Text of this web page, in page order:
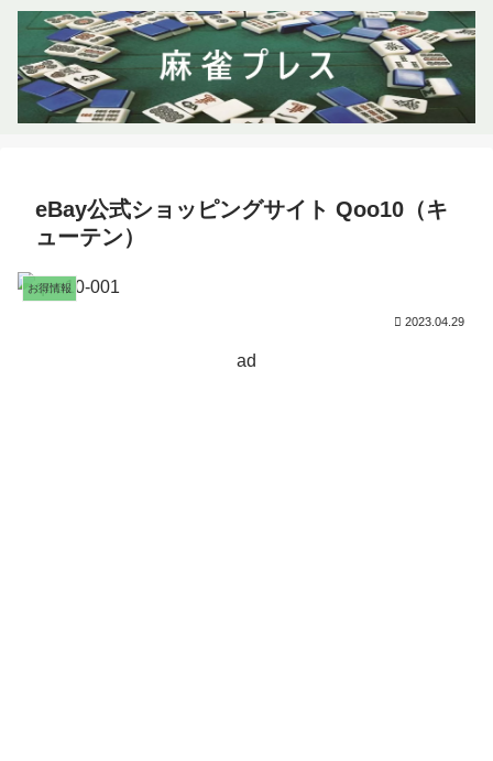
eBay公式ショッピングサイト Qoo10（キ
ューテン）
お得情報
2023.04.29
ad